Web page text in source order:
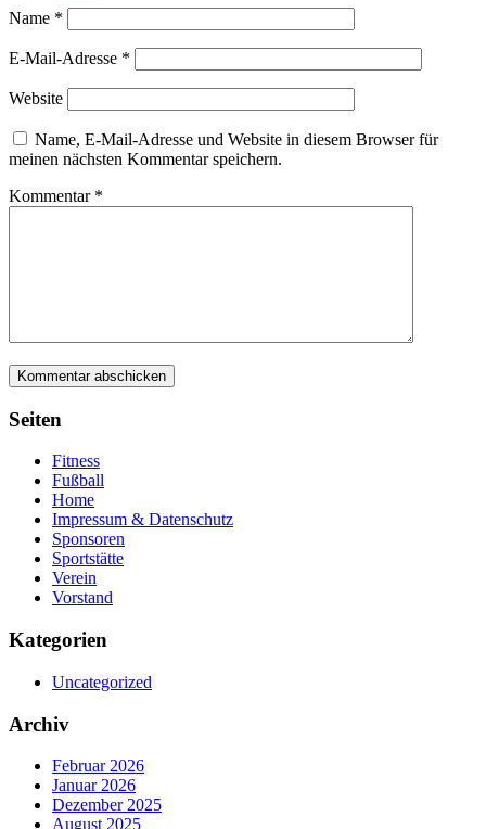
Name *
E-Mail-Adresse *
Website
Name, E-Mail-Adresse und Website in diesem Browser für
meinen nächsten Kommentar speichern.
Kommentar *
Seiten
Fitness
Fußball
Home
Impressum & Datenschutz
Sponsoren
Sportstätte
Verein
Vorstand
Kategorien
Uncategorized
Archiv
Februar 2026
Januar 2026
Dezember 2025
August 2025